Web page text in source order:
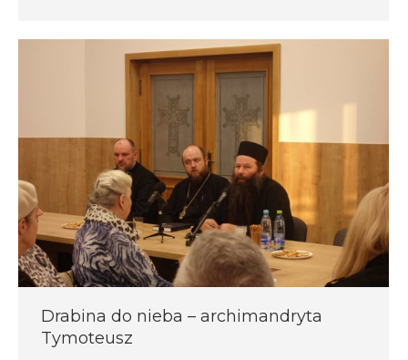
Drabina do nieba – archimandryta
Tymoteusz